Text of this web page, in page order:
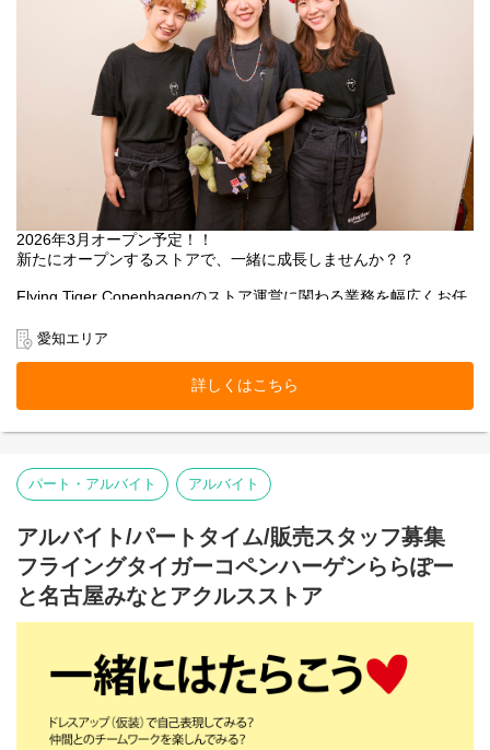
2026年3月オープン予定！！
新たにオープンするストアで、一緒に成長しませんか？？
Flying Tiger Copenhagenのストア運営に関わる業務を幅広くお任
○店長候補として、ストアのマネジメント業務全般
○ストア業務管理
-接客・販売
-品出し
-ディスプレイ
-在庫管理・発注・検品
基本業務に加え、随時スタッフの育成・指導を行います。
入社前に、事前に多店舗での研修を行えますので
安心してオープンを迎えられます。
本店所在地及び本社・営業本部：
Zebra Japan株式会社（東京都渋谷区神宮前2-22-16）
愛知エリア
詳しくはこちら
パート・アルバイト アルバイト
アルバイト/パートタイム/販売スタッフ募集
フライングタイガーコペンハーゲンららぽー
と名古屋みなとアクルスストア